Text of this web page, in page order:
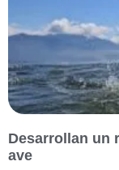
Desarrollan un
ave